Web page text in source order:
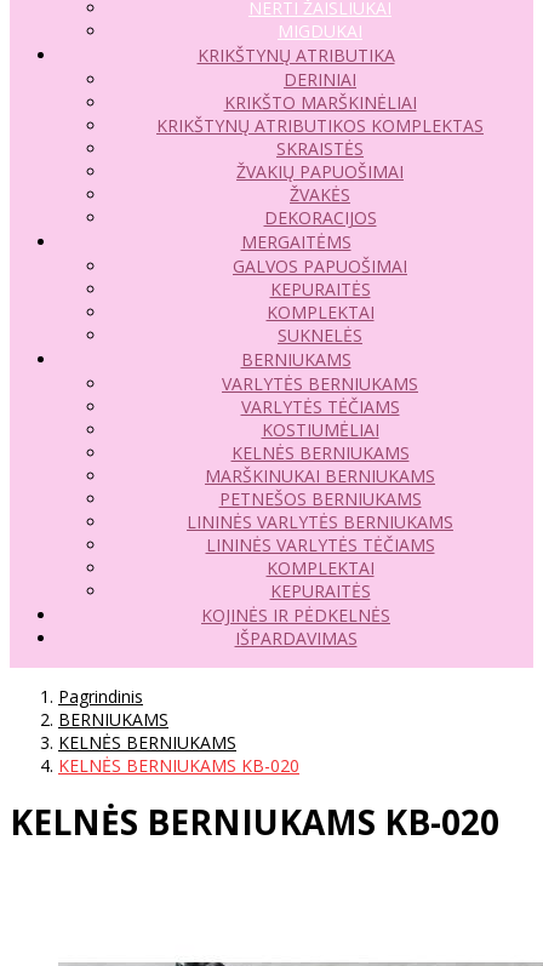
NERTI ŽAISLIUKAI
MIGDUKAI
KRIKŠTYNŲ ATRIBUTIKA
DERINIAI
KRIKŠTO MARŠKINĖLIAI
KRIKŠTYNŲ ATRIBUTIKOS KOMPLEKTAS
SKRAISTĖS
ŽVAKIŲ PAPUOŠIMAI
ŽVAKĖS
DEKORACIJOS
MERGAITĖMS
GALVOS PAPUOŠIMAI
KEPURAITĖS
KOMPLEKTAI
SUKNELĖS
BERNIUKAMS
VARLYTĖS BERNIUKAMS
VARLYTĖS TĖČIAMS
KOSTIUMĖLIAI
KELNĖS BERNIUKAMS
MARŠKINUKAI BERNIUKAMS
PETNEŠOS BERNIUKAMS
LININĖS VARLYTĖS BERNIUKAMS
LININĖS VARLYTĖS TĖČIAMS
KOMPLEKTAI
KEPURAITĖS
KOJINĖS IR PĖDKELNĖS
IŠPARDAVIMAS
Pagrindinis
BERNIUKAMS
KELNĖS BERNIUKAMS
KELNĖS BERNIUKAMS KB-020
KELNĖS BERNIUKAMS KB-020